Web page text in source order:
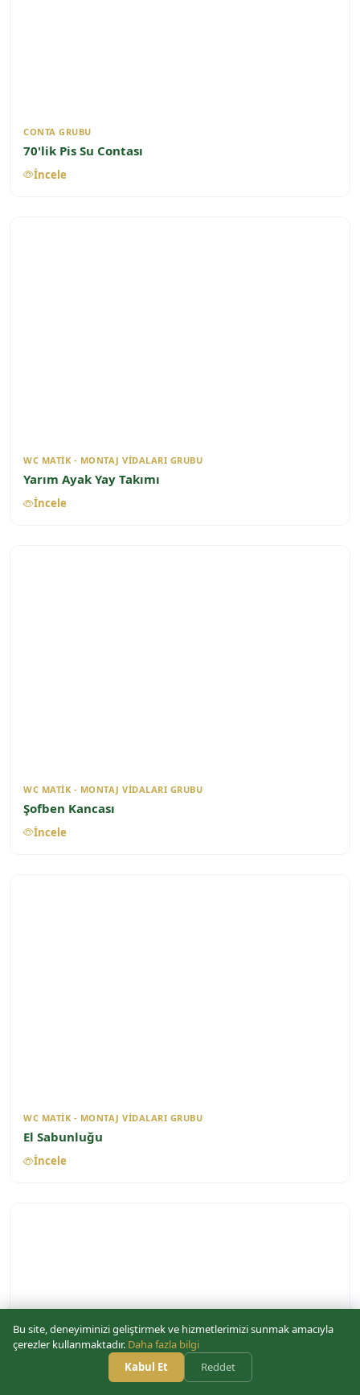
CONTA GRUBU
70'lik Pis Su Contası
İncele
WC MATIK - MONTAJ VIDALARI GRUBU
Yarım Ayak Yay Takımı
İncele
WC MATIK - MONTAJ VIDALARI GRUBU
Şofben Kancası
İncele
WC MATIK - MONTAJ VIDALARI GRUBU
El Sabunluğu
İncele
Bu site, deneyiminizi geliştirmek ve hizmetlerimizi sunmak amacıyla
çerezler kullanmaktadır. Daha fazla bilgi
Kabul Et
Reddet